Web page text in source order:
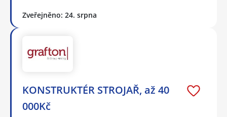
Zveřejněno: 24. srpna
KONSTRUKTÉR STROJAŘ, až 40
000Kč